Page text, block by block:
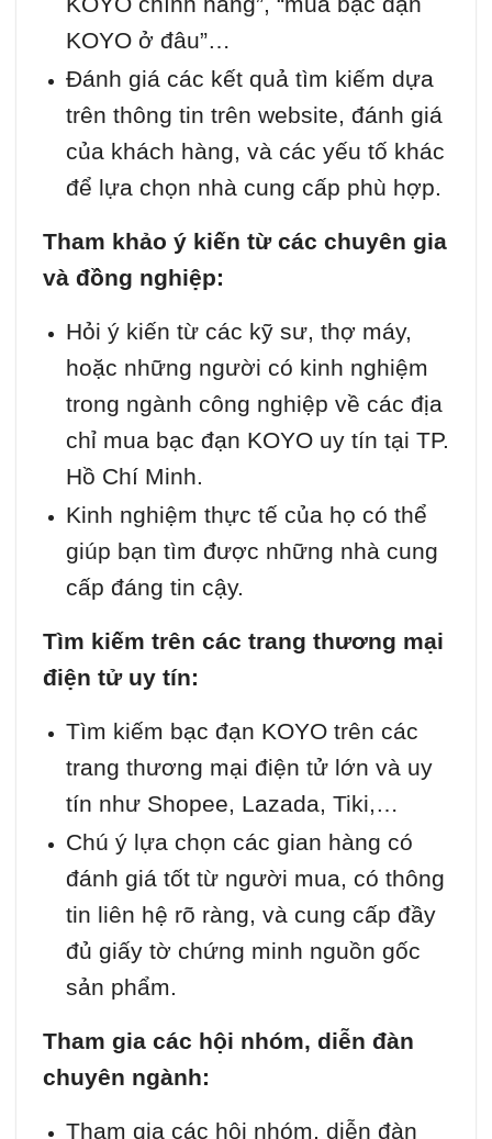
KOYO ở đâu”…
Đánh giá các kết quả tìm kiếm dựa
trên thông tin trên website, đánh giá
của khách hàng, và các yếu tố khác
để lựa chọn nhà cung cấp phù hợp.
Tham khảo ý kiến từ các chuyên gia
và đồng nghiệp:
Hỏi ý kiến từ các kỹ sư, thợ máy,
hoặc những người có kinh nghiệm
trong ngành công nghiệp về các địa
chỉ mua bạc đạn KOYO uy tín tại TP.
Hồ Chí Minh.
Kinh nghiệm thực tế của họ có thể
giúp bạn tìm được những nhà cung
cấp đáng tin cậy.
Tìm kiếm trên các trang thương mại
điện tử uy tín:
Tìm kiếm bạc đạn KOYO trên các
trang thương mại điện tử lớn và uy
tín như Shopee, Lazada, Tiki,…
Chú ý lựa chọn các gian hàng có
đánh giá tốt từ người mua, có thông
tin liên hệ rõ ràng, và cung cấp đầy
đủ giấy tờ chứng minh nguồn gốc
sản phẩm.
Tham gia các hội nhóm, diễn đàn
chuyên ngành:
Tham gia các hội nhóm, diễn đàn